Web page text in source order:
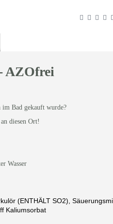
AZOfrei
im Bad gekauft wurde?
diesen Ort!
Wasser
(ENTHÄLT SO2),
Kaliumsorbat